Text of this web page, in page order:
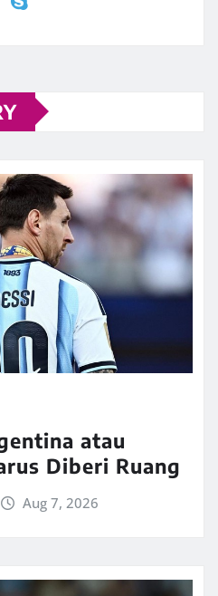
atau
Diberi Ruang
Aug 7, 2026